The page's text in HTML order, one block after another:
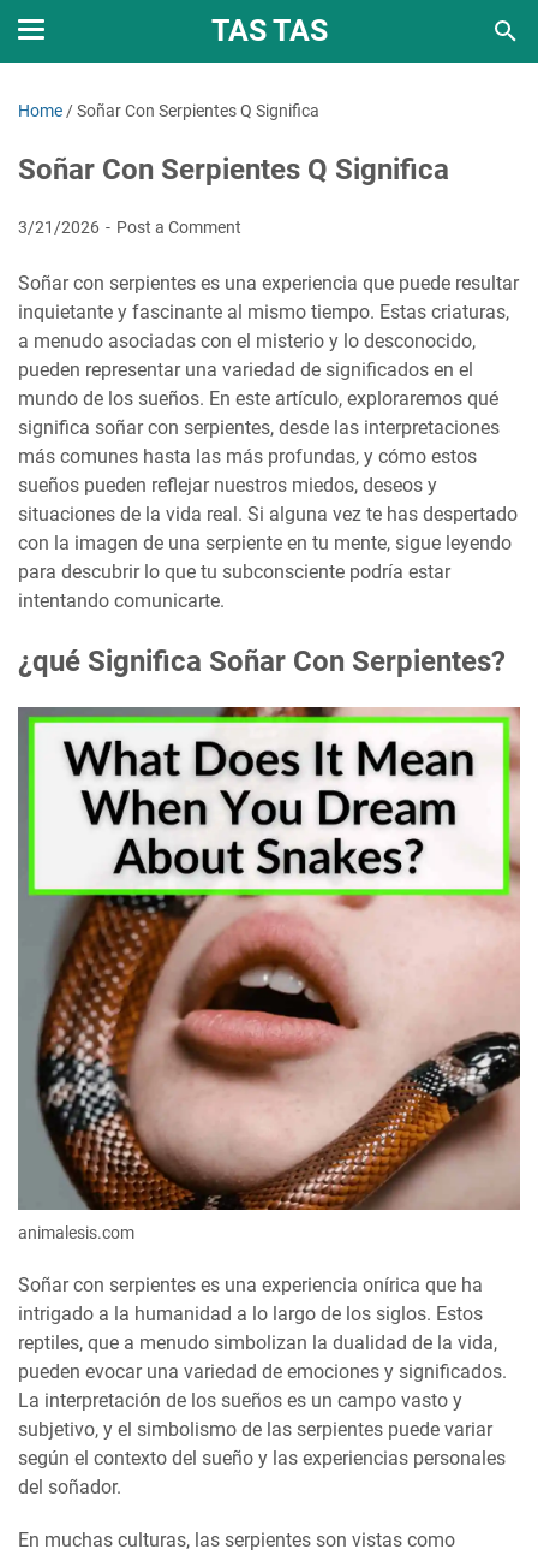
TAS TAS
Home /Soñar Con Serpientes Q Significa
Soñar Con Serpientes Q Significa
3/21/2026 Post a Comment
Soñar con serpientes es una experiencia que puede resultar
inquietante y fascinante al mismo tiempo. Estas criaturas,
a menudo asociadas con el misterio y lo desconocido,
pueden representar una variedad de significados en el
mundo de los sueños. En este artículo, exploraremos qué
significa soñar con serpientes, desde las interpretaciones
más comunes hasta las más profundas, y cómo estos
sueños pueden reflejar nuestros miedos, deseos y
situaciones de la vida real. Si alguna vez te has despertado
con la imagen de una serpiente en tu mente, sigue leyendo
para descubrir lo que tu subconsciente podría estar
intentando comunicarte.
¿qué Significa Soñar Con Serpientes?
animalesis.com
Soñar con serpientes es una experiencia onírica que ha
intrigado a la humanidad a lo largo de los siglos. Estos
reptiles, que a menudo simbolizan la dualidad de la vida,
pueden evocar una variedad de emociones y significados.
La interpretación de los sueños es un campo vasto y
subjetivo, y el simbolismo de las serpientes puede variar
según el contexto del sueño y las experiencias personales
del soñador.
En muchas culturas, las serpientes son vistas como